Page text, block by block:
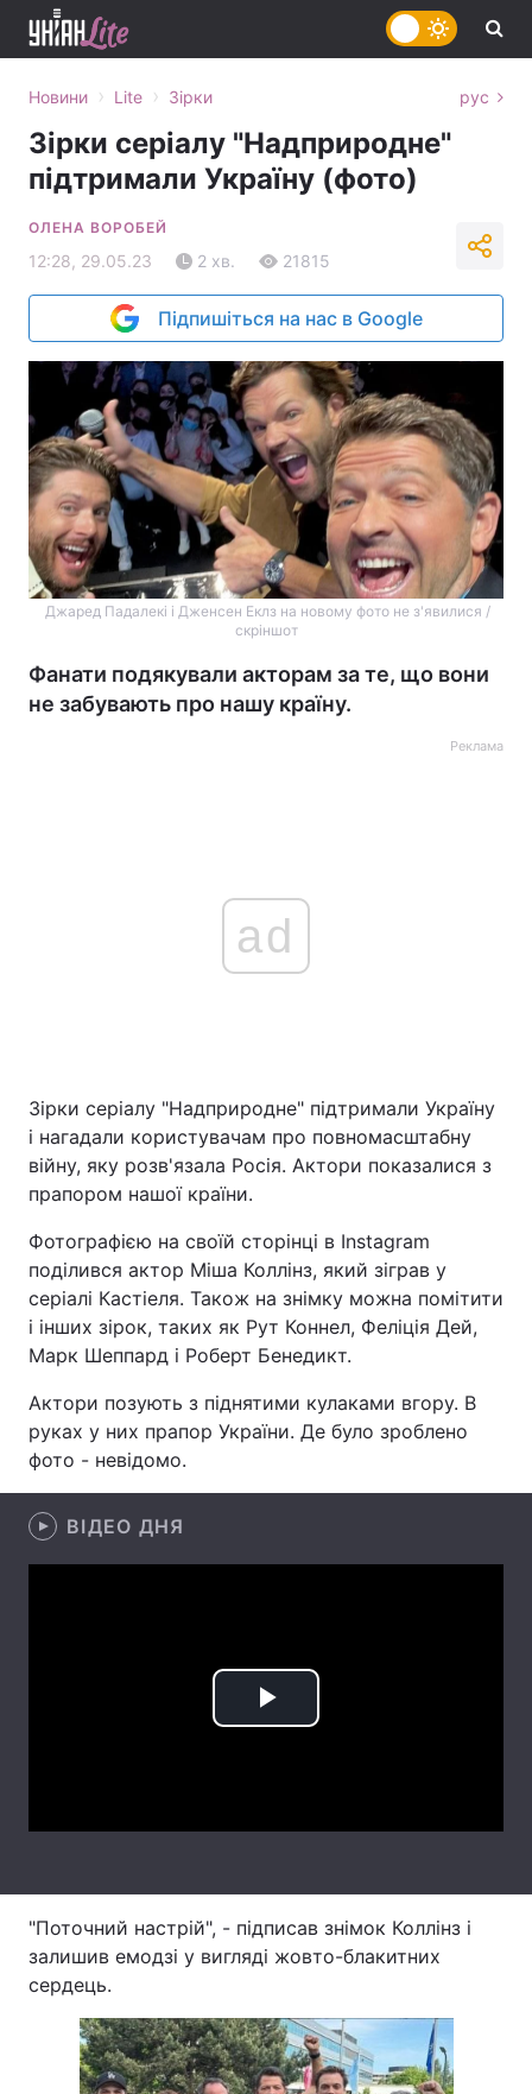
Головна Війна
Економіка Світ
Спорт Наука
Зброя Інциденти
Цікавинки
Послуги
Новини › Lite › Зірки рус
Зірки серіалу "Надприродне"
підтримали Україну (фото)
ОЛЕНА ВОРОБЕЙ
12:28, 29.05.23 2 хв. 21815
Підпишіться на нас в Google
Джаред Падалекі і Дженсен Еклз на новому фото не з'явилися /
скріншот
Фанати подякували акторам за те, що вони
не забувають про нашу країну.
Реклама
ad
Зірки серіалу "Надприродне" підтримали Україну
і нагадали користувачам про повномасштабну
війну, яку розв'язала Росія. Актори показалися з
прапором нашої країни.
Фотографією на своїй сторінці в Instagram
поділився актор Міша Коллінз, який зіграв у
серіалі Кастіеля. Також на знімку можна помітити
і інших зірок, таких як Рут Коннел, Феліція Дей,
Марк Шеппард і Роберт Бенедикт.
Актори позують з піднятими кулаками вгору. В
руках у них прапор України. Де було зроблено
фото - невідомо.
ВІДЕО ДНЯ
Play
"Поточний настрій", - підписав знімок Коллінз і
залишив емодзі у вигляді жовто-блакитних
сердець.